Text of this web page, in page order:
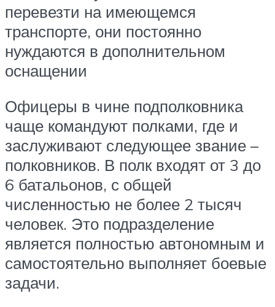
перевезти на имеющемся
транспорте, они постоянно
нуждаются в дополнительном
оснащении
Офицеры в чине подполковника
чаще командуют полками, где и
заслуживают следующее звание –
полковников. В полк входят от 3 до
6 батальонов, с общей
численностью не более 2 тысяч
человек. Это подразделение
является полностью автономным и
самостоятельно выполняет боевые
задачи.